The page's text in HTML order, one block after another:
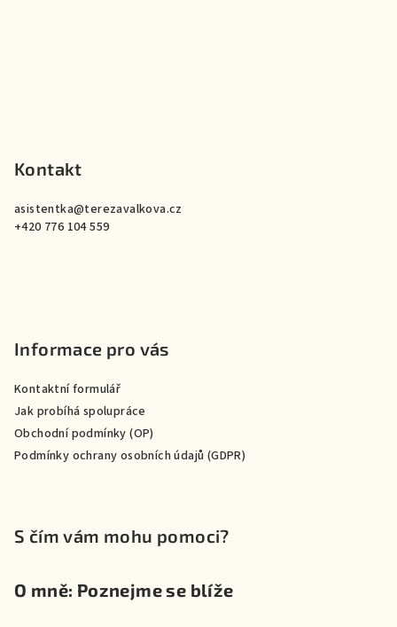
Kontakt
asistentka@terezavalkova.cz
+420 776 104 559
Informace pro vás
Kontaktní formulář
Jak probíhá spolupráce
Obchodní podmínky (OP)
Podmínky ochrany osobních údajů (GDPR)
S čím vám mohu pomoci?
O mně: Poznejme se blíže